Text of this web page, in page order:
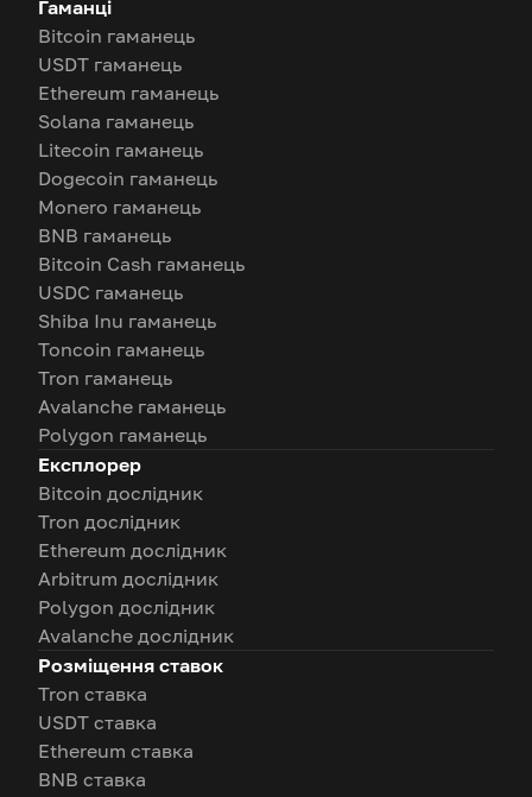
Гаманці
Bitcoin гаманець
USDT гаманець
Ethereum гаманець
Solana гаманець
Litecoin гаманець
Dogecoin гаманець
Monero гаманець
BNB гаманець
Bitcoin Cash гаманець
USDC гаманець
Shiba Inu гаманець
Toncoin гаманець
Tron гаманець
Avalanche гаманець
Polygon гаманець
Експлорер
Bitcoin дослідник
Tron дослідник
Ethereum дослідник
Arbitrum дослідник
Polygon дослідник
Avalanche дослідник
Розміщення ставок
Tron ставка
USDT ставка
Ethereum ставка
BNB ставка